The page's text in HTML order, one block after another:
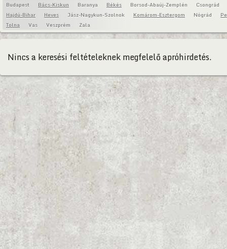
Budapest Bács-Kiskun Baranya Békés Borsod-Abaúj-Zemplén
Csongrád
Hajdú-Bihar
Heves Jász-Nagykun-Szolnok Komárom-Esztergom Nógrád
Tolna
Vas Veszprém Zala
Nincs a keresési feltételeknek megfelelő apróhirdetés.